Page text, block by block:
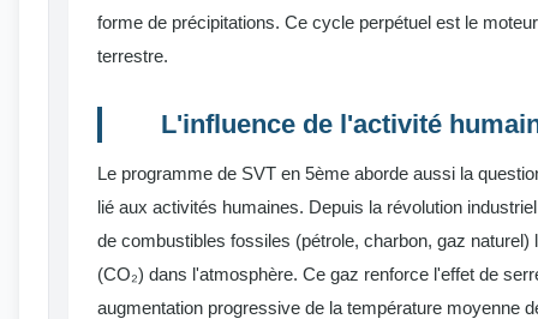
forme de précipitations. Ce cycle perpétuel est le
terrestre.
L'influence de l'activité
Le programme de SVT en 5ème aborde aussi la
lié aux activités humaines. Depuis la révolution
de combustibles fossiles (pétrole, charbon, gaz naturel)
(CO₂) dans l'atmosphère. Ce gaz renforce l'effet de
augmentation progressive de la température moyenne